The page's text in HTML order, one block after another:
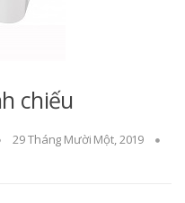
chiếu
29 Tháng Mười Một, 2019